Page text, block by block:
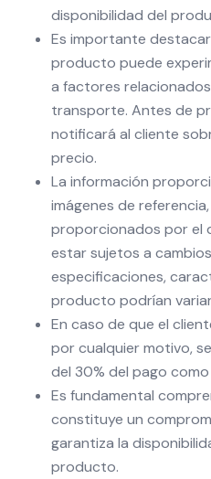
disponibilidad del
Es importante
producto puede
a factores
transporte. Antes de
notificará al cliente
precio.
La información
imágenes de
proporcionados por el
estar sujetos a
especificaciones,
producto podrían
En caso de que el
por cualquier motivo,
del 30% del pago
Es fundamental
constituye un
garantiza la
producto.